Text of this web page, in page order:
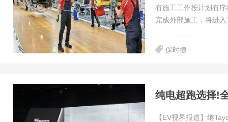
有施工工作按计划有
完成外部施工，将进
保时捷
纯电超跑选择!
【EV视界报道】继